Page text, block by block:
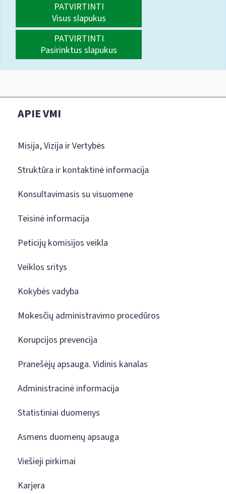
PATVIRTINTI
Visus slapukus
PATVIRTINTI
Pasirinktus slapukus
APIE VMI
Misija, Vizija ir Vertybės
Struktūra ir kontaktinė informacija
Konsultavimasis su visuomene
Teisinė informacija
Peticijų komisijos veikla
Veiklos sritys
Kokybės vadyba
Mokesčių administravimo procedūros
Korupcijos prevencija
Pranešėjų apsauga. Vidinis kanalas
Administracinė informacija
Statistiniai duomenys
Asmens duomenų apsauga
Viešieji pirkimai
Karjera